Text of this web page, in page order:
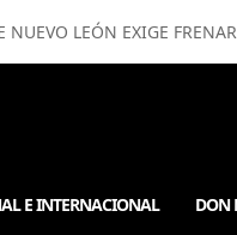
NUEVO LEÓN EXIGE
E INTERNACIONAL DON